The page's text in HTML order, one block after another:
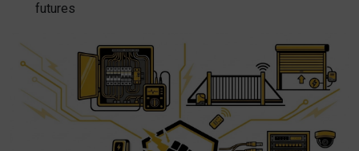
futures